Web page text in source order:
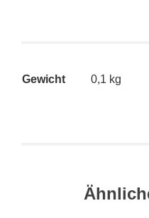
Gewicht 0,1 kg